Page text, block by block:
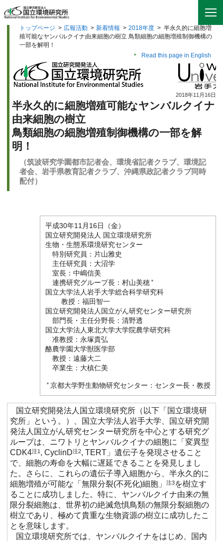
トップページ > 広報活動 > 新着情報 > 2018年度 > 半永久的に細胞増
殖可能なヤンバルクイナ由来細胞の樹立 鳥類細胞の細胞増殖制御機構の
一部を解明！
Read this page in English
2018年11月16日
半永久的に細胞増殖可能なヤンバルクイナ
由来細胞の樹立
鳥類細胞の細胞増殖制御機構の一部を解
明！
（筑波研究学園都市記者会、環境省記者クラブ、環境記
者会、岩手県教育記者クラブ、沖縄県政記者クラブ同時
配付）
平成30年11月16日（金）
国立研究開発法人 国立環境研究所
生物・生態系環境研究センター
特別研究員：片山雅史
主任研究員：大沼学
室長：中嶋信美
連携研究グループ長：村山美穂 ＊
国立大学法人岩手大学総合科学研究科
教授：福田智一
国立研究開発法人国立がん研究センター研究所
部門長・主任分野長：清野透
国立大学法人東北大学大学院農学研究科
准教授：永塚貴弘
酪農学園大学獣医学部
教授：遠藤大二
卒業生：大槙仁美
＊ 京都大学野生動物研究センター：センター長・教授
国立研究開発法人国立環境研究所（以下「国立環境研
究所」という。）、国立大学法人岩手大学、国立研究開
発法人国立がん研究センター研究所を中心とする研究グ
ループは、ニワトリとヤンバルクイナの細胞に「変異型
CDK4注1 , CyclinD注2, TERT」遺伝子を発現させること
で、細胞の寿命を大幅に遅延できることを発見しまし
た。さらに、これらの遺伝子導入細胞から、半永久的に
細胞増殖が可能な「無限分裂(不死化)細胞」
注3を樹立す
ることに成功しました。特に、ヤンバルクイナ由来の無
限分裂細胞は、世界初の絶滅危惧鳥類の無限分裂細胞の
樹立であり、極めて貴重な生物資源の樹立に成功したこ
とを意味します。
国立環境研究所では、ヤンバルクイナをはじめ、国内